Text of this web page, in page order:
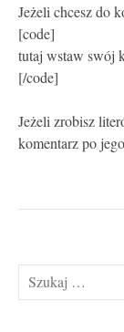
Jeżeli chcesz do
[code]
tutaj wstaw swój
[/code]
Jeżeli zrobisz
komentarz po
Szukaj: